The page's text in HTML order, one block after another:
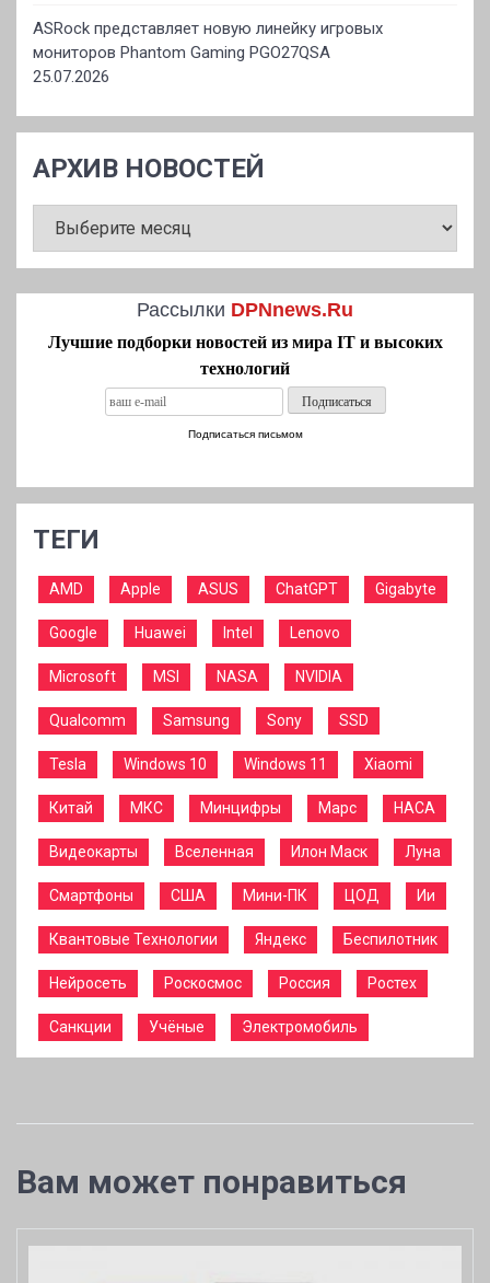
ASRock представляет новую линейку игровых
мониторов Phantom Gaming PGO27QSA
25.07.2026
АРХИВ НОВОСТЕЙ
НОВОСТЕЙ
Рассылки DPNnews.Ru
Лучшие подборки новостей из мира IT и высоких
технологий
Подписаться письмом
ТЕГИ
AMD Apple ASUS ChatGPT Gigabyte
Google Huawei Intel Lenovo
Microsoft MSI NASA NVIDIA
Qualcomm Samsung Sony SSD
Tesla Windows 10 Windows 11 Xiaomi
Китай МКС Минцифры Марс НАСА
Видеокарты Вселенная Илон Маск Луна
Смартфоны США Мини-ПК ЦОД Ии
Квантовые Технологии Яндекс Беспилотник
Нейросеть Роскосмос Россия Ростех
Санкции Учёные Электромобиль
Вам может понравиться